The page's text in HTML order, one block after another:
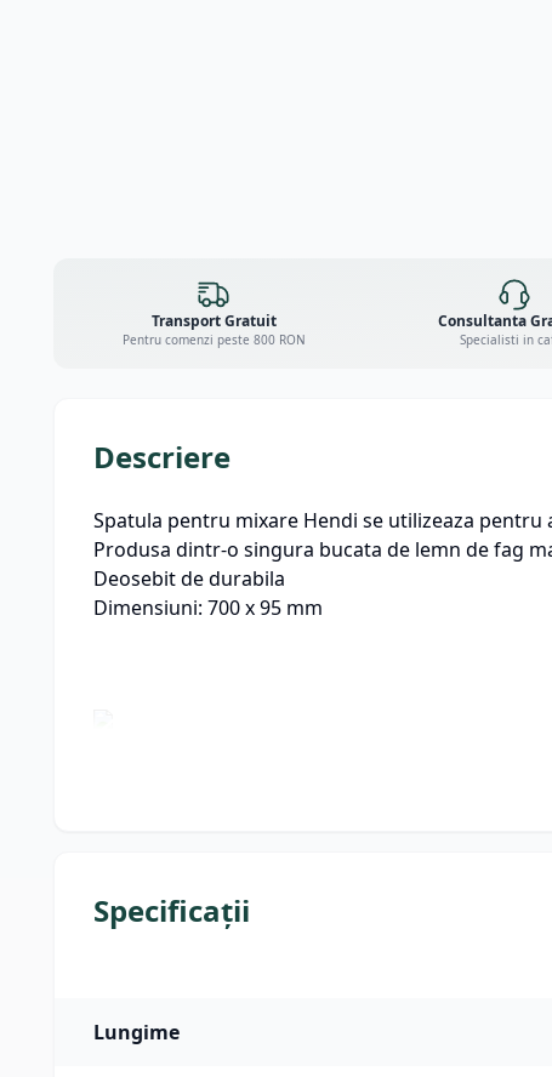
Transport Gratuit
Pentru comenzi peste 800 RON
Consultanta
Specialisti in
Descriere
Spatula pentru mixare Hendi se utilizeaza
Produsa dintr-o singura bucata de lemn de fag
Deosebit de durabila
Dimensiuni: 700 x 95 mm
Specificații
Lungime